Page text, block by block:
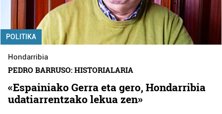
POLITIKA
Hondarribia
PEDRO BARRUSO: HISTORIALARIA
«Espainiako Gerra eta gero, Hondarribia
udatiarrentzako lekua zen»